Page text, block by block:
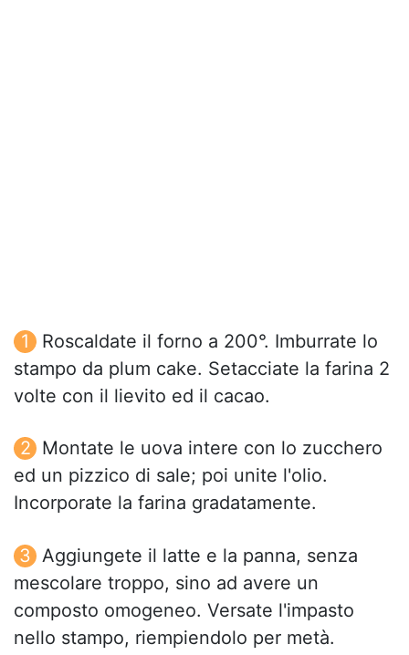
Roscaldate il forno a 200°. Imburrate lo
stampo da plum cake. Setacciate la farina 2
volte con il lievito ed il cacao.
Montate le uova intere con lo zucchero
ed un pizzico di sale; poi unite l'olio.
Incorporate la farina gradatamente.
Aggiungete il latte e la panna, senza
mescolare troppo, sino ad avere un
composto omogeneo. Versate l'impasto
nello stampo, riempiendolo per metà.